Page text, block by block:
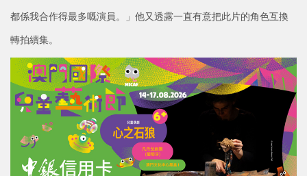
都係我合作得最多嘅演員。」他又透露一直有意把此片的角色互換
轉拍續集。